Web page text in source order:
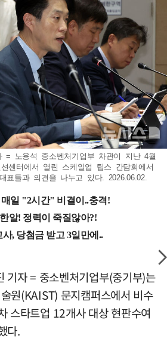
= 노용석 중소벤처기업부 차관이 지난 4월
센터에서 열린 스케일업 팁스 간담회에서
표들과 의견을 나누고 있다. 2026.06.02.
기자 = 중소벤처기업부(중기부)는
원(KAIST) 문지캠퍼스에서 비수
스타트업 12개사 대상 현판수여
다.